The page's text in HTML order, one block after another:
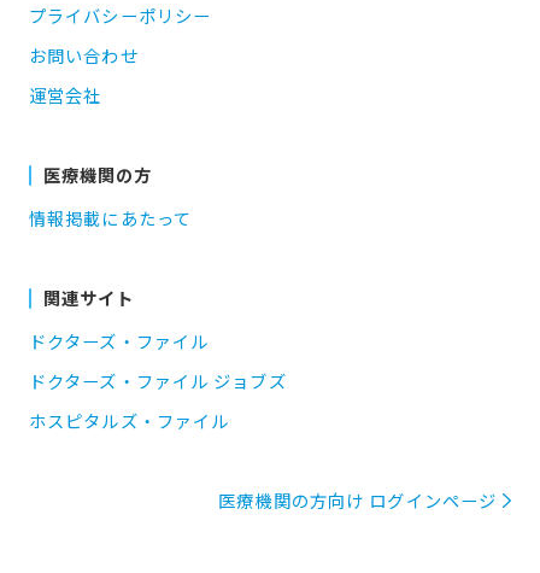
プライバシーポリシー
お問い合わせ
運営会社
医療機関の方
情報掲載にあたって
関連サイト
ドクターズ・ファイル
ドクターズ・ファイル ジョブズ
ホスピタルズ・ファイル
医療機関の方向け ログインページ